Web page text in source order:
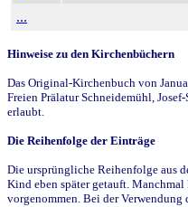
...
Hinweise zu den Kirchenbüchern
Das Original-Kirchenbuch von
Freien Prälatur Schneidemühl,
erlaubt.
Die Reihenfolge der Einträge
Die ursprüngliche Reihenfolge aus
Kind eben später getauft.
vorgenommen. Bei der